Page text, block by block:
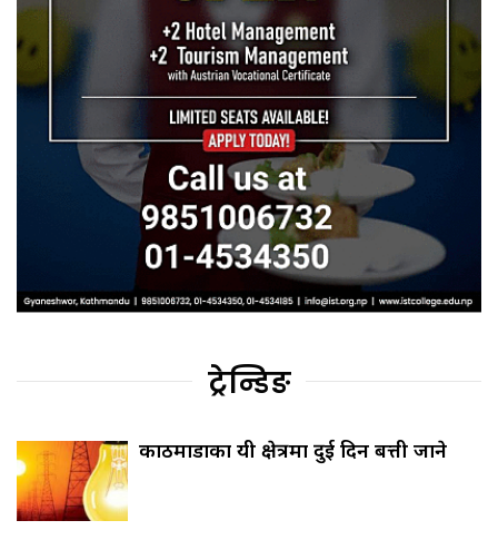
ट्रेन्डिङ
काठमाडौँका यी क्षेत्रमा दुई दिन बत्ती जाने